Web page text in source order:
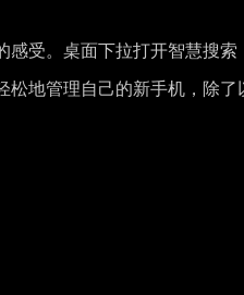
感受。桌面下拉打开智慧搜索
松地管理自己的新手机，除了